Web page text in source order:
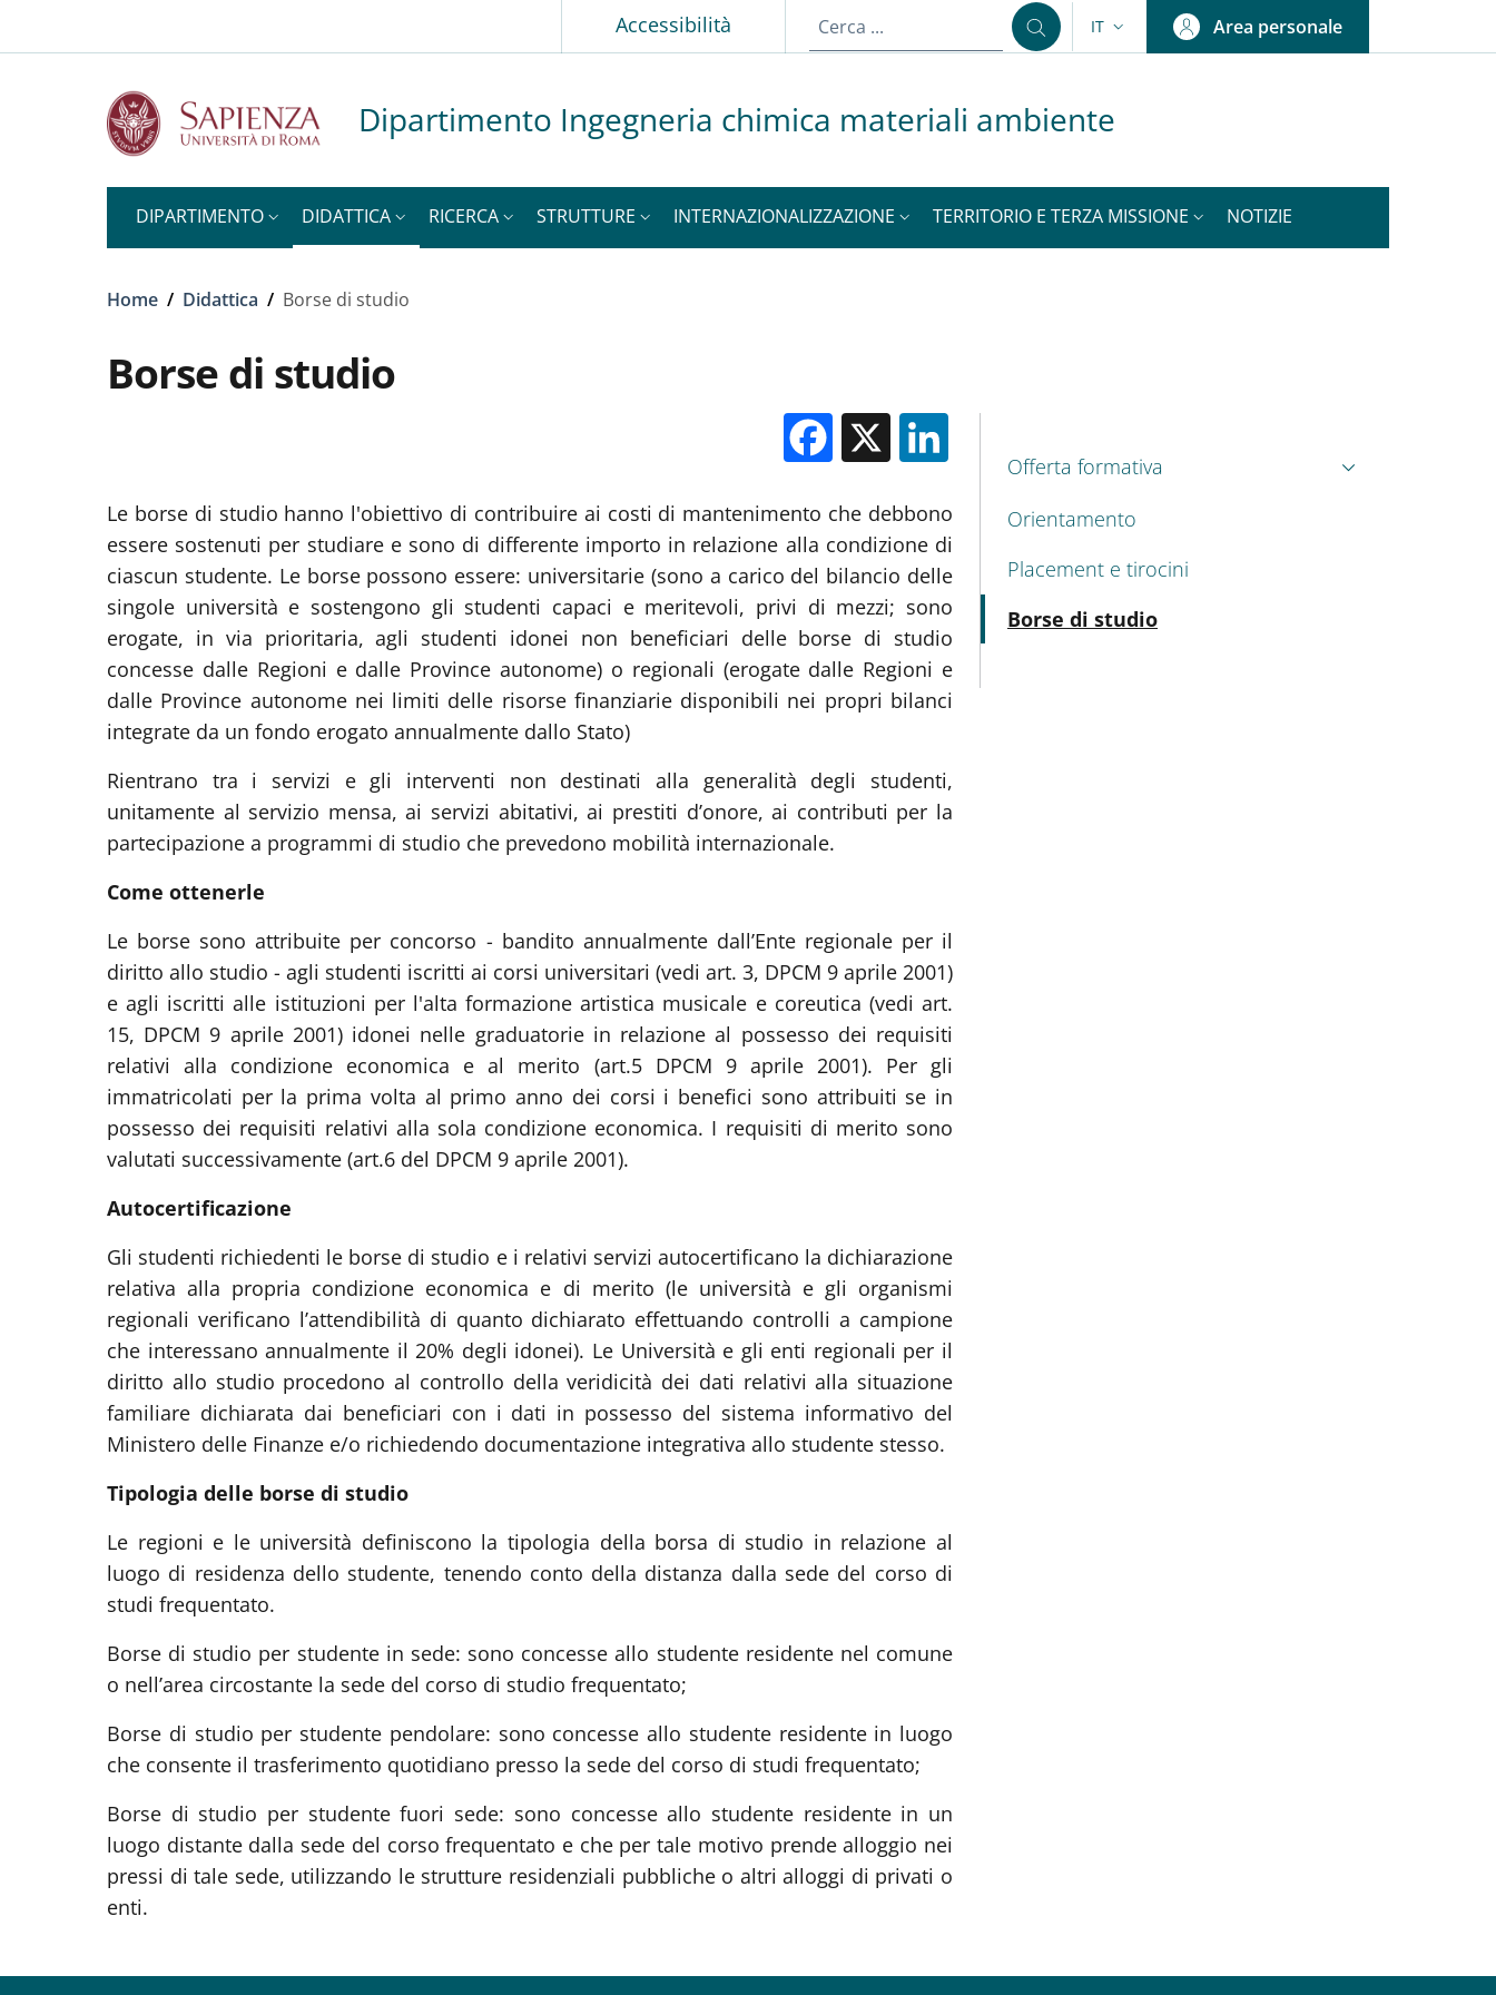
Accessibilità SELETTORE LINGUA: CURRENT LANGUAGE
IT Area personale
Dipartimento Ingegneria chimica materiali ambiente
DIPARTIMENTO DIDATTICA RICERCA STRUTTURE INTERNAZIONALIZZAZIONE TERRITORIO E TERZA MISSIONE NOTIZIE
Briciole di pane
Home / Didattica / Borse di studio
Borse di studio
Facebook
X
Le borse di studio hanno l'obiettivo di contribuire ai costi di mantenimento che debbono
essere sostenuti per studiare e sono di differente importo in relazione alla condizione di
ciascun studente. Le borse possono essere: universitarie (sono a carico del bilancio delle
singole università e sostengono gli studenti capaci e meritevoli, privi di mezzi; sono
erogate, in via prioritaria, agli studenti idonei non beneficiari delle borse di studio
concesse dalle Regioni e dalle Province autonome) o regionali (erogate dalle Regioni e
dalle Province autonome nei limiti delle risorse finanziarie disponibili nei propri bilanci
integrate da un fondo erogato annualmente dallo Stato)
Rientrano tra i servizi e gli interventi non destinati alla generalità degli studenti,
unitamente al servizio mensa, ai servizi abitativi, ai prestiti d’onore, ai contributi per la
partecipazione a programmi di studio che prevedono mobilità internazionale.
Come ottenerle
Le borse sono attribuite per concorso - bandito annualmente dall’Ente regionale per il
diritto allo studio - agli studenti iscritti ai corsi universitari (vedi art. 3, DPCM 9 aprile 2001)
e agli iscritti alle istituzioni per l'alta formazione artistica musicale e coreutica (vedi art.
15, DPCM 9 aprile 2001) idonei nelle graduatorie in relazione al possesso dei requisiti
relativi alla condizione economica e al merito (art.5 DPCM 9 aprile 2001). Per gli
immatricolati per la prima volta al primo anno dei corsi i benefici sono attribuiti se in
possesso dei requisiti relativi alla sola condizione economica. I requisiti di merito sono
valutati successivamente (art.6 del DPCM 9 aprile 2001).
Autocertificazione
Gli studenti richiedenti le borse di studio e i relativi servizi autocertificano la dichiarazione
relativa alla propria condizione economica e di merito (le università e gli organismi
regionali verificano l’attendibilità di quanto dichiarato effettuando controlli a campione
che interessano annualmente il 20% degli idonei). Le Università e gli enti regionali per il
diritto allo studio procedono al controllo della veridicità dei dati relativi alla situazione
familiare dichiarata dai beneficiari con i dati in possesso del sistema informativo del
Ministero delle Finanze e/o richiedendo documentazione integrativa allo studente stesso.
Tipologia delle borse di studio
Le regioni e le università definiscono la tipologia della borsa di studio in relazione al
luogo di residenza dello studente, tenendo conto della distanza dalla sede del corso di
studi frequentato.
Borse di studio per studente in sede: sono concesse allo studente residente nel comune
o nell’area circostante la sede del corso di studio frequentato;
Borse di studio per studente pendolare: sono concesse allo studente residente in luogo
che consente il trasferimento quotidiano presso la sede del corso di studi frequentato;
Borse di studio per studente fuori sede: sono concesse allo studente residente in un
luogo distante dalla sede del corso frequentato e che per tale motivo prende alloggio nei
pressi di tale sede, utilizzando le strutture residenziali pubbliche o altri alloggi di privati o
enti.
MENU CEV SECOND NAVIGATION
Offerta formativa
Orientamento
Placement e tirocini
Borse di studio